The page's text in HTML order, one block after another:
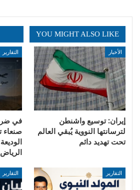
YOU MIGHT ALSO LIKE
الأخبار
إيران: توسيع واشنطن
لترسانتها النووية يُبقي العالم
تحت تهديد دائم
التقارير
في
التقارير التقارير